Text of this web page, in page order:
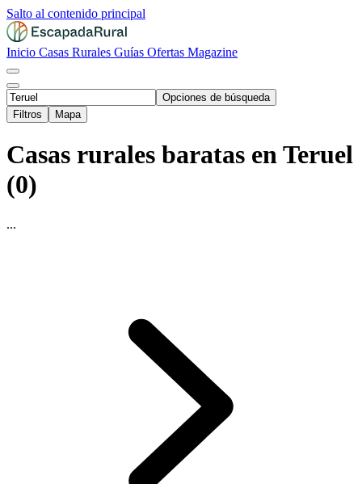
Salto al contenido principal
Inicio Casas Rurales Guías Ofertas Magazine
Opciones de búsqueda
Filtros
Mapa
Casas rurales baratas en Teruel
(0)
...